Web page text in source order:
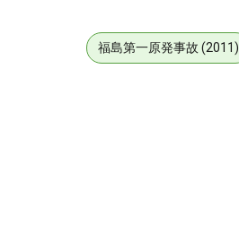
福島第一原発事故 (2011)